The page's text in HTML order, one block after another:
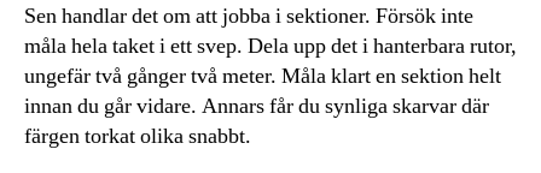
Sen handlar det om att jobba i sektioner. Försök inte
måla hela taket i ett svep. Dela upp det i hanterbara rutor,
ungefär två gånger två meter. Måla klart en sektion helt
innan du går vidare. Annars får du synliga skarvar där
färgen torkat olika snabbt.